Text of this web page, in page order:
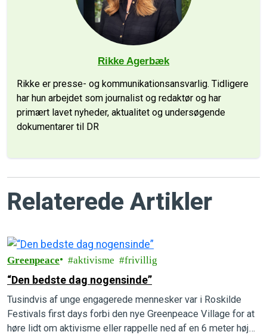
Rikke Agerbæk
Rikke er presse- og kommunikationsansvarlig. Tidligere
har hun arbejdet som journalist og redaktør og har
primært lavet nyheder, aktualitet og undersøgende
dokumentarer til DR
Relaterede Artikler
Greenpeace aktivisme frivillig
“Den bedste dag nogensinde”
Tusindvis af unge engagerede mennesker var i Roskilde
Festivals first days forbi den nye Greenpeace Village for at
høre lidt om aktivisme eller rappelle ned af en 6 meter høj